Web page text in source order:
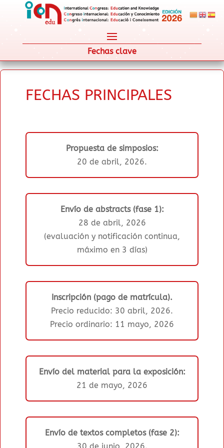
Fechas clave
FECHAS PRINCIPALES
Propuesta de simposios:
20 de abril, 2026.
Envío de abstracts (fase 1):
28 de abril, 2026
(evaluación y notificación continua,
máximo en 3 días)
Inscripción (pago de matrícula).
Precio reducido: 30 abril, 2026.
Precio ordinario: 11 mayo, 2026
Envío del material para la exposición:
21 de mayo, 2026
Envío de textos completos (fase 2):
30 de junio, 2026.